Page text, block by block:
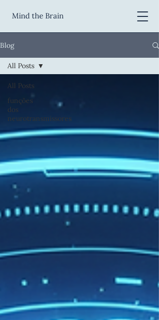
Mind the Brain
Blog
All Posts
funções
dos
neurotransmissores
All Posts